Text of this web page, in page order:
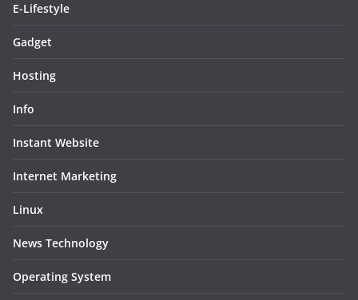
E-Lifestyle
Gadget
Hosting
Info
Instant Website
Internet Marketing
Linux
News Technology
Operating System